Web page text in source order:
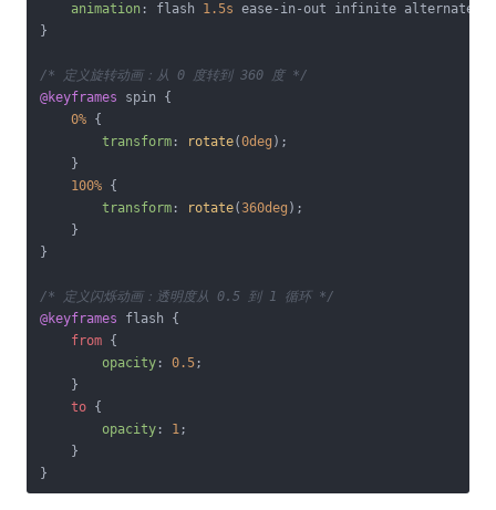
animation : flash 1.5s ease-in-out infinite alternate;
}
/* 定义旋转动画：从 0 度转到 360 度 */
@keyframes spin {
0% {
transform : rotate(0deg );
    }
100% {
transform : rotate(360deg );
    }
}
/* 定义闪烁动画：透明度从 0.5 到 1 循环 */
@keyframes flash {
from {
opacity : 0.5;
    }
to {
opacity : 1;
    }